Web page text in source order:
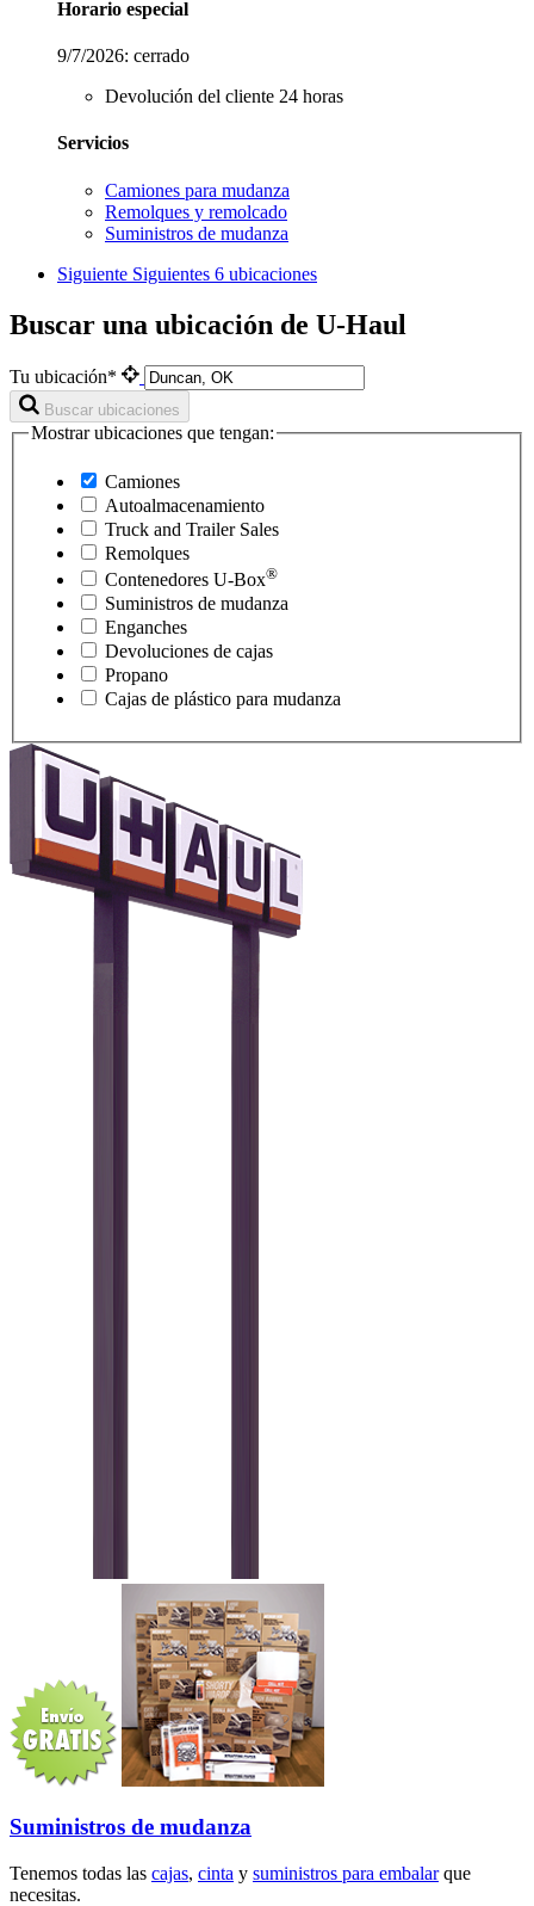
Horario especial
9/7/2026: cerrado
Devolución del cliente 24 horas
Servicios
Camiones para mudanza
Remolques y remolcado
Suministros de mudanza
Siguiente Siguientes 6 ubicaciones
Buscar una ubicación de U-Haul
Tu ubicación*
Buscar ubicaciones
Mostrar ubicaciones que tengan:
Camiones
Autoalmacenamiento
Truck and Trailer Sales
Remolques
Contenedores U-Box®
Suministros de mudanza
Enganches
Devoluciones de cajas
Propano
Cajas de plástico para mudanza
Suministros de mudanza
Tenemos todas las cajas, cinta y suministros para embalarque
necesitas.